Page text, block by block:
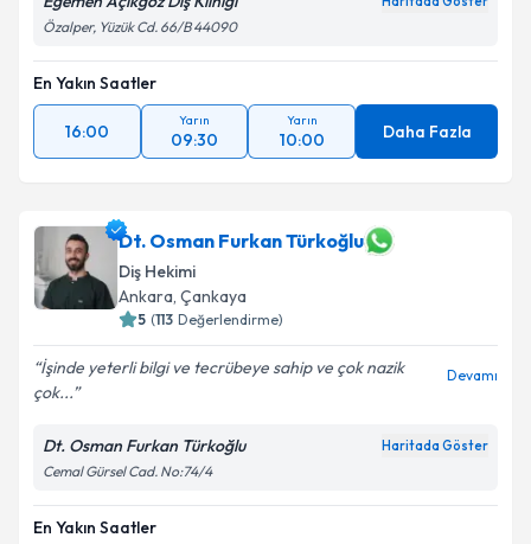
Özalper, Yüzük Cd. 66/B 44090
En Yakın Saatler
16:00
Yarın
09:30
Yarın
10:00 Daha Fazla
Dt. Osman Furkan Türkoğlu
Diş Hekimi
Ankara, Çankaya
5 (113 Değerlendirme)
İşinde yeterli bilgi ve tecrübeye sahip ve çok nazik
çok...
Devamı
Dt. Osman Furkan Türkoğlu Haritada Göster
Cemal Gürsel Cad. No:74/4
En Yakın Saatler